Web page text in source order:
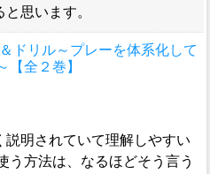
思います。
ドリル～プレーを体系化して
【全２巻】
明されていて理解しやすい
う方法は、なるほどそう言う